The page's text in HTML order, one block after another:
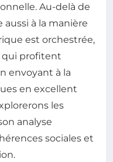
Au-delà de
aussi à la manière
est orchestrée,
qui profitent
envoyant à la
en excellent
les
analyse
sociales et